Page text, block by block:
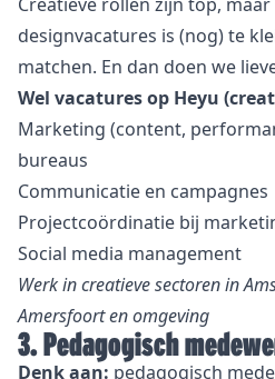
designvacatures is (nog) te
matchen. En dan doen we
Wel vacatures op Heyu
Marketing (content,
bureaus
Communicatie en campagnes
Projectcoördinatie bij
Social media management
Werk in creatieve sectoren in
Amersfoort en omgeving
3. Pedagogisch
Denk aan: pedagogisch